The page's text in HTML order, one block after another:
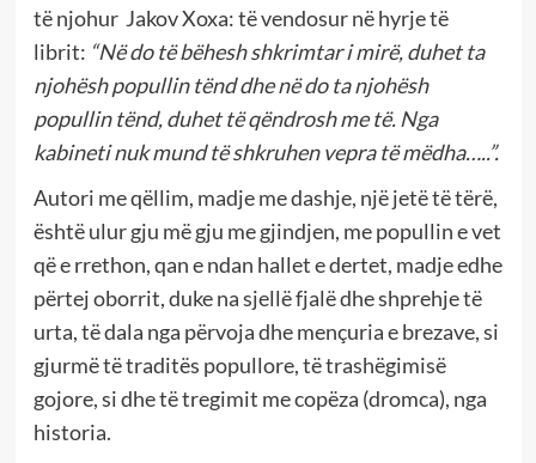
të njohur Jakov Xoxa: të vendosur në hyrje të
librit: “Në do të bëhesh shkrimtar i mirë, duhet ta
njohësh popullin tënd dhe në do ta njohësh
popullin tënd, duhet të qëndrosh me të. Nga
kabineti nuk mund të shkruhen vepra të mëdha…..”.
Autori me qëllim, madje me dashje, një jetë të tërë,
është ulur gju më gju me gjindjen, me popullin e vet
që e rrethon, qan e ndan hallet e dertet, madje edhe
përtej oborrit, duke na sjellë fjalë dhe shprehje të
urta, të dala nga përvoja dhe mençuria e brezave, si
gjurmë të traditës popullore, të trashëgimisë
gojore, si dhe të tregimit me copëza (dromca), nga
historia.